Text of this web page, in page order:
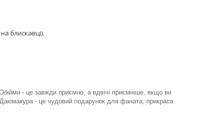
блискавці).
- це завжди приємно, а вдвічі приємніше, якщо ви
- це чудовий подарунок для фаната, прикраса